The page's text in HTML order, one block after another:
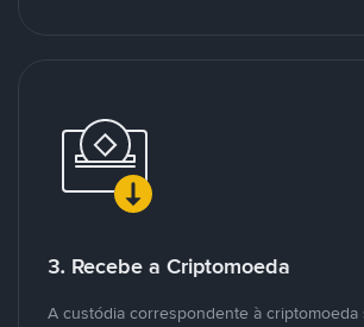
3. Recebe a Criptomoeda
A custódia correspondente à criptomoeda